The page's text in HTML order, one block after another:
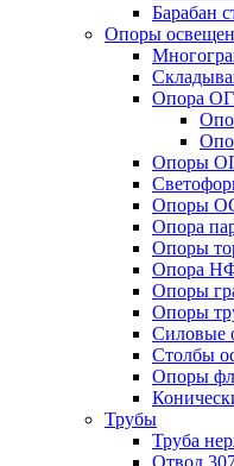
Барабан
Опоры
Опора
Опоры
Опоры
Опора
Опоры
Опора
Опоры
Опоры
Силовые
Столбы
Опоры
Трубы
Труба
Отвод